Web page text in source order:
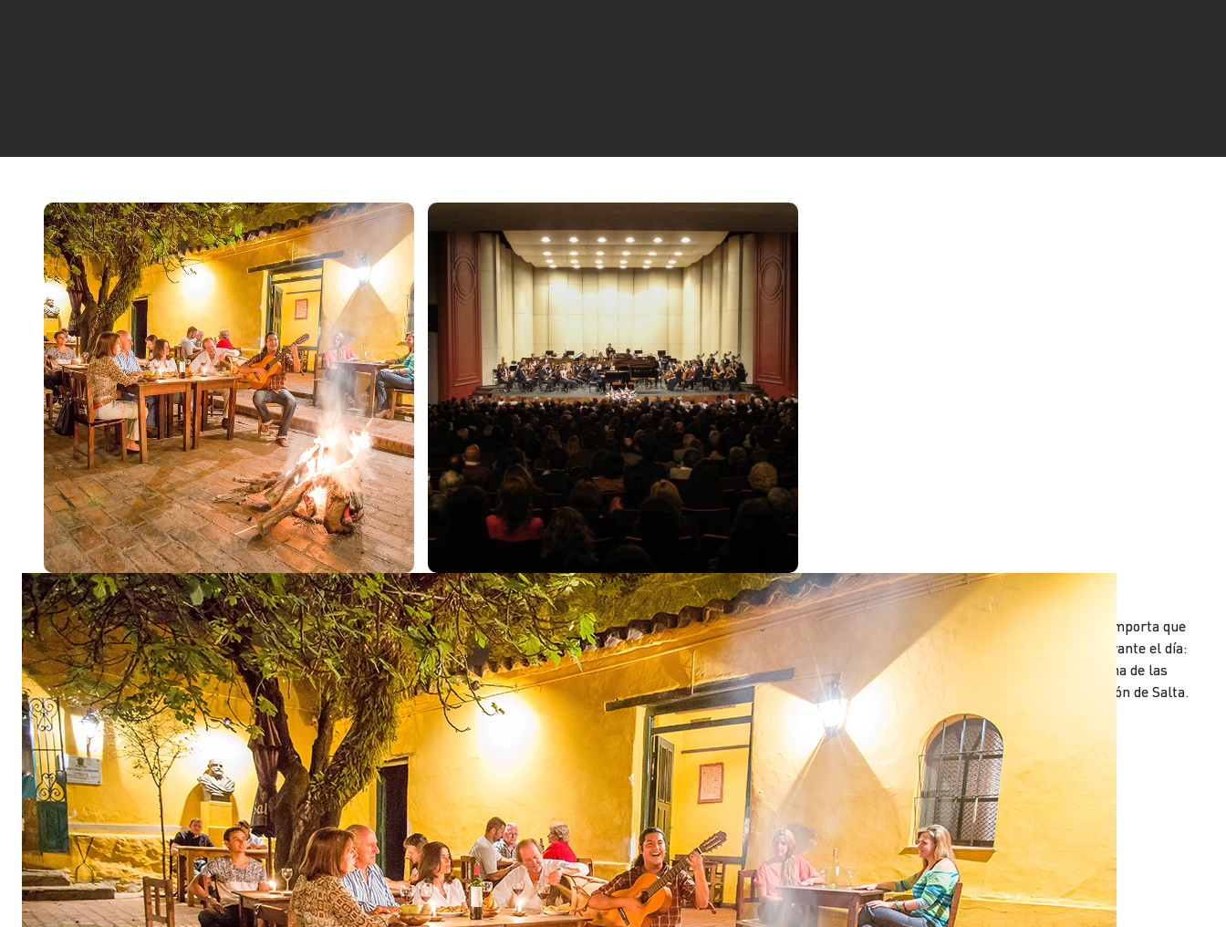
Peñas
La noche salteña es una caja de sorpresas. No importa que
hayamos realizado paseos extensos y vitales durante el día:
jamás se deja de salir a cenar y presenciar alguna de las
peñas que ofrecen lo más auténtico de la tradición de Salta.